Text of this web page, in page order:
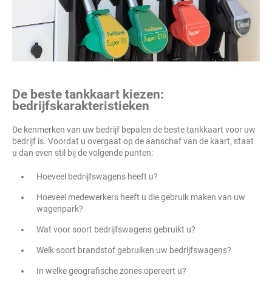
De beste tankkaart kiezen:
bedrijfskarakteristieken
De kenmerken van uw bedrijf bepalen de beste tankkaart voor uw
bedrijf is. Voordat u overgaat op de aanschaf van de kaart, staat
u dan even stil bij de volgende punten:
Hoeveel bedrijfswagens heeft u?
Hoeveel medewerkers heeft u die gebruik maken van uw
wagenpark?
Wat voor soort bedrijfswagens gebruikt u?
Welk soort brandstof gebruiken uw bedrijfswagens?
In welke geografische zones opereert u?